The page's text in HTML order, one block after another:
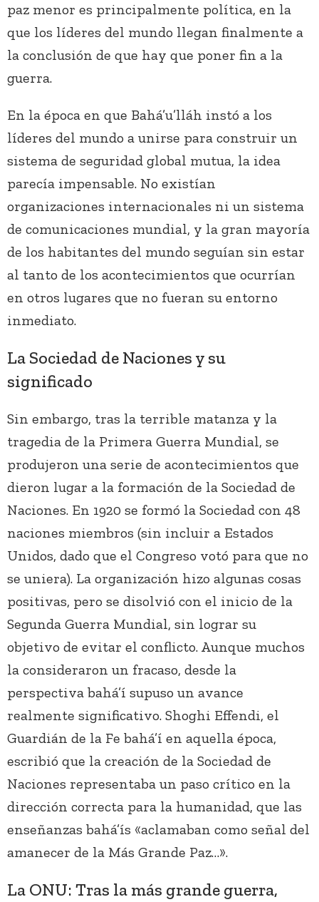
paz menor es principalmente política, en la
que los líderes del mundo llegan finalmente a
la conclusión de que hay que poner fin a la
guerra.
En la época en que Bahá’u’lláh instó a los
líderes del mundo a unirse para construir un
sistema de seguridad global mutua, la idea
parecía impensable. No existían
organizaciones internacionales ni un sistema
de comunicaciones mundial, y la gran mayoría
de los habitantes del mundo seguían sin estar
al tanto de los acontecimientos que ocurrían
en otros lugares que no fueran su entorno
inmediato.
La Sociedad de Naciones y su
significado
Sin embargo, tras la terrible matanza y la
tragedia de la Primera Guerra Mundial, se
produjeron una serie de acontecimientos que
dieron lugar a la formación de la Sociedad de
Naciones. En 1920 se formó la Sociedad con 48
naciones miembros (sin incluir a Estados
Unidos, dado que el Congreso votó para que no
se uniera). La organización hizo algunas cosas
positivas, pero se disolvió con el inicio de la
Segunda Guerra Mundial, sin lograr su
objetivo de evitar el conflicto. Aunque muchos
la consideraron un fracaso, desde la
perspectiva bahá’í supuso un avance
realmente significativo. Shoghi Effendi, el
Guardián de la Fe bahá’í en aquella época,
escribió que la creación de la Sociedad de
Naciones representaba un paso crítico en la
dirección correcta para la humanidad, que las
enseñanzas bahá’ís «aclamaban como señal del
amanecer de la Más Grande Paz…».
La ONU: Tras la más grande guerra,